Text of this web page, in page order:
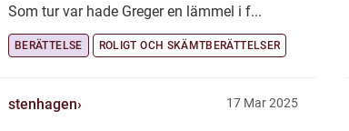
Som tur var hade Greger en lämmel i f...
BERÄTTELSE ROLIGT OCH SKÄMTBERÄTTELSER
stenhagen 17 Mar 2025